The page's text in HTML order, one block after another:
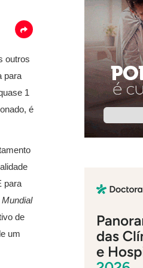
outros
para
1
é
para
de
um